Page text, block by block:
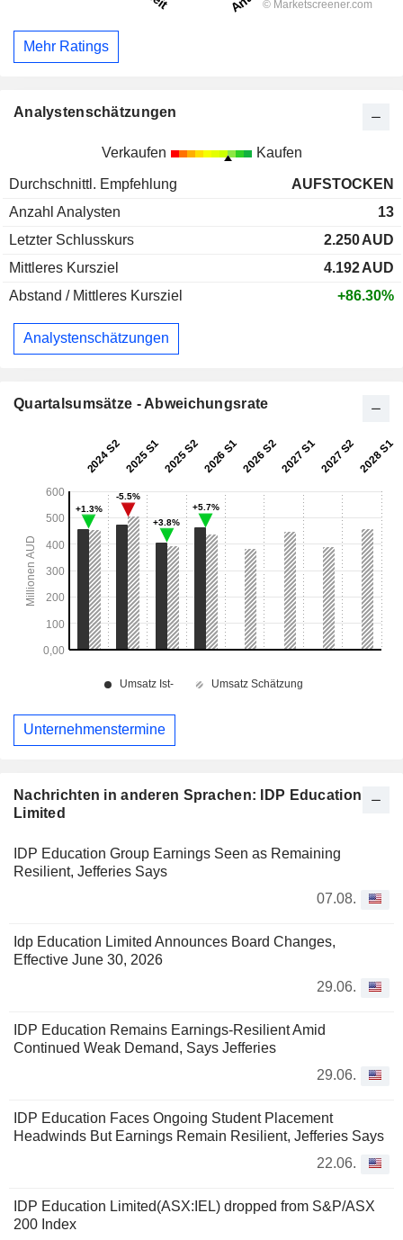
Nachrichten in anderen Sprachen: IDP Education
Limited
IDP Education Group Earnings Seen as Remaining
Resilient, Jefferies Says
07.08.
Idp Education Limited Announces Board Changes,
Effective June 30, 2026
29.06.
IDP Education Remains Earnings-Resilient Amid
Continued Weak Demand, Says Jefferies
29.06.
IDP Education Faces Ongoing Student Placement
Headwinds But Earnings Remain Resilient, Jefferies Says
22.06.
IDP Education Limited(ASX:IEL) dropped from S&P/ASX
200 Index
Mehr Ratings
Analystenschätzungen
Verkaufen Kaufen
Durchschnittl. Empfehlung
AUFSTOCKEN
Anzahl Analysten
13
Letzter Schlusskurs
2.250AUD
Mittleres Kursziel
4.192AUD
Abstand / Mittleres Kursziel
+86.30%
Analystenschätzungen
Quartalsumsätze - Abweichungsrate
Unternehmenstermine